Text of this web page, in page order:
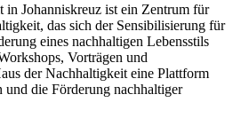
in Johanniskreuz ist ein Zentrum für
das sich der Sensibilisierung für
eines nachhaltigen Lebensstils
Vorträgen und
der Nachhaltigkeit eine Plattform
und die Förderung nachhaltiger